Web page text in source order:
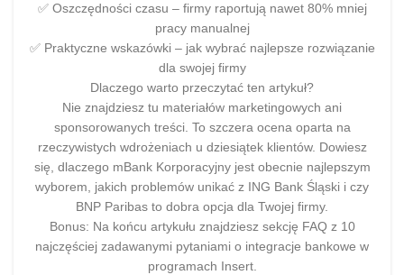
✅ Oszczędności czasu – firmy raportują nawet 80% mniej
pracy manualnej
✅ Praktyczne wskazówki – jak wybrać najlepsze rozwiązanie
dla swojej firmy
Dlaczego warto przeczytać ten artykuł?
Nie znajdziesz tu materiałów marketingowych ani
sponsorowanych treści. To szczera ocena oparta na
rzeczywistych wdrożeniach u dziesiątek klientów. Dowiesz
się, dlaczego mBank Korporacyjny jest obecnie najlepszym
wyborem, jakich problemów unikać z ING Bank Śląski i czy
BNP Paribas to dobra opcja dla Twojej firmy.
Bonus: Na końcu artykułu znajdziesz sekcję FAQ z 10
najczęściej zadawanymi pytaniami o integracje bankowe w
programach Insert.